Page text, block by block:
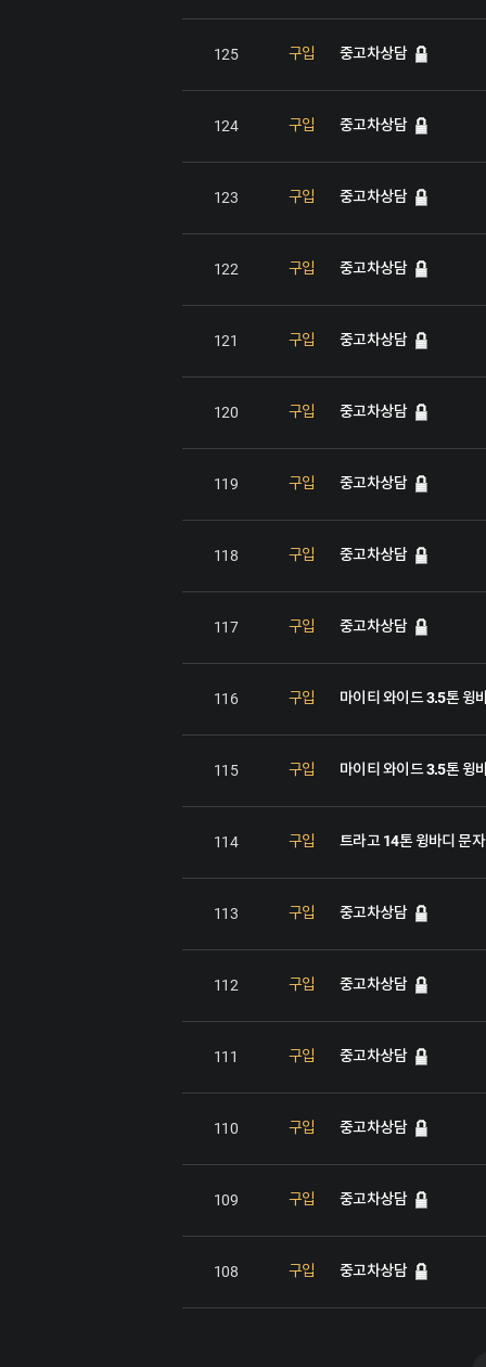
125 구입 중고차상담
124 구입 중고차상담
123 구입 중고차상담
122 구입 중고차상담
121 구입 중고차상담
120 구입 중고차상담
119 구입 중고차상담
118 구입 중고차상담
117 구입 중고차상담
116 구입 마이티 와이드 3.5톤 윙
115 구입 마이티 와이드 3.5톤 윙
114 구입 트라고 14톤 윙바디 문
113 구입 중고차상담
112 구입 중고차상담
111 구입 중고차상담
110 구입 중고차상담
109 구입 중고차상담
108 구입 중고차상담